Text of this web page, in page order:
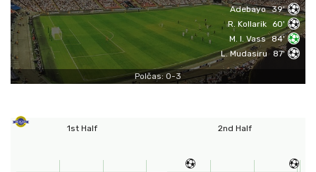
Adebayo 39'
R. Kollarik 60'
M. I. Vass 84'
L. Mudasiru
87'
Polčas: 0-3
1st Half 2nd Half